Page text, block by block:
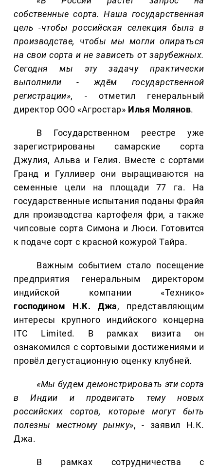
собственные сорта. Наша государственная
цель -чтобы российская селекция была в
производстве, чтобы мы могли опираться
на свои сорта и не зависеть от зарубежных.
Сегодня мы эту задачу практически
выполнили - ждём государственной
регистрации», - отметил генеральный
директор ООО «Агростар» Илья Молянов.
В Государственном реестре уже
зарегистрированы самарские сорта
Джулия, Альва и Гелия. Вместе с сортами
Гранд и Гулливер они выращиваются на
семенные цели на площади 77 га. На
государственные испытания поданы Фрайя
для производства картофеля фри, а также
чипсовые сорта Симона и Люси. Готовится
к подаче сорт с красной кожурой Тайра.
Важным событием стало посещение
предприятия генеральным директором
индийской компании «Технико»
господином Н.К. Джа, представляющим
интересы крупного индийского концерна
ITC Limited. В рамках визита он
ознакомился с сортовыми достижениями и
провёл дегустационную оценку клубней.
«Мы будем демонстрировать эти сорта
в Индии и продвигать тему новых
российских сортов, которые могут быть
полезны местному рынку», - заявил Н.К.
Джа.
В рамках сотрудничества с